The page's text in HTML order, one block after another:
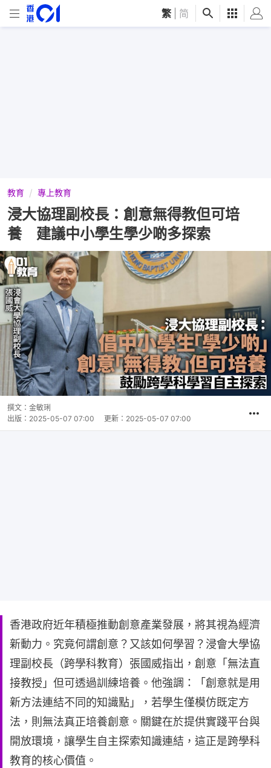
繁 简
教育 專上教育
浸大協理副校長：創意無得教但可培
養 建議中小學生學少啲多探索
撰文： 金敏琍
出版： 2025-05-07 07:00 更新： 2025-05-07 07:00
香港政府近年積極推動創意產業發展，將其視為經濟
新動力。究竟何謂創意？又該如何學習？浸會大學協
理副校長（跨學科教育）張國威指出，創意「無法直
接教授」但可透過訓練培養。他強調：「創意就是用
新方法連結不同的知識點」，若學生僅模仿既定方
法，則無法真正培養創意。關鍵在於提供實踐平台與
開放環境，讓學生自主探索知識連結，這正是跨學科
教育的核心價值。